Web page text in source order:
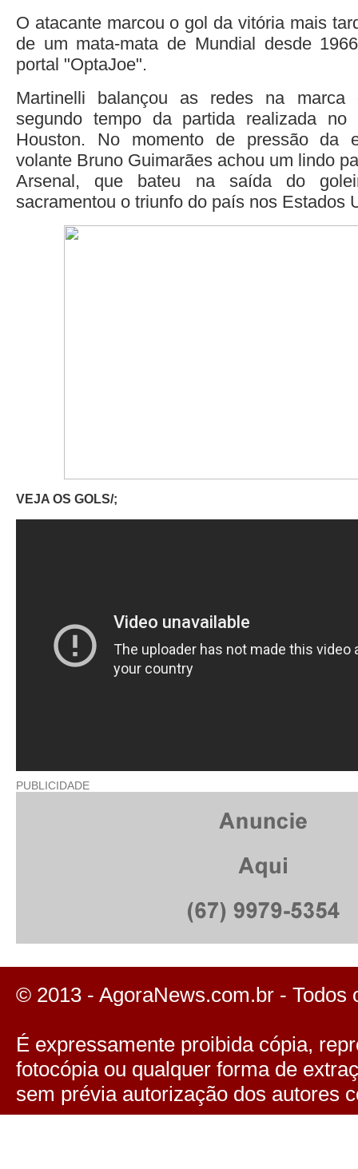
O atacante marcou o gol da vitória mais
de um mata-mata de Mundial desde
portal "OptaJoe".
Martinelli balançou as redes na
segundo tempo da partida realizada no
Houston. No momento de pressão da
volante Bruno Guimarães achou um lindo
Arsenal, que bateu na saída do
sacramentou o triunfo do país nos Estados
VEJA OS GOLS/;
PUBLICIDADE
© 2013 - AgoraNews.com.br - Todos
É expressamente proibida cópia,
fotocópia ou qualquer forma de
sem prévia autorização dos autores